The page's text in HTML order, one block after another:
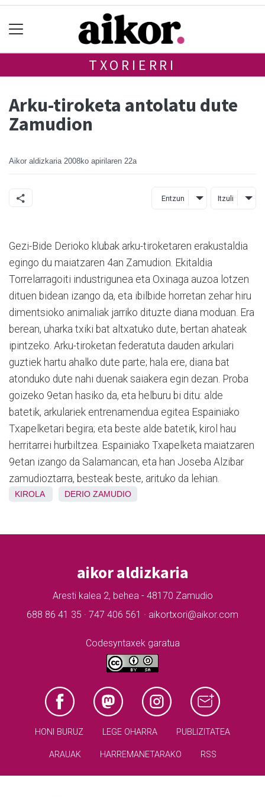
TXORIERRI
Arku-tiroketa antolatu dute
Zamudion
Aikor aldizkaria 2008ko apirilaren 22a
Entzun Itzuli
Gezi-Bide Derioko klubak arku-tiroketaren erakustaldia
egingo du maiatzaren 4an Zamudion. Ekitaldia
Torrelarragoiti industrigunea eta Oxinaga auzoa lotzen
dituen bidean izango da, eta ibilbide horretan zehar hiru
dimentsioko animaliak jarriko dituzte diana moduan. Era
berean, uharka txiki bat altxatuko dute, bertan ahateak
ipintzeko. Arku-tiroketan federatuta dauden arkulari
guztiek hartu ahalko dute parte; hala ere, diana bat
atonduko dute nahi duenak saiakera egin dezan. Proba
goizeko 9etan hasiko da, eta helburu bi ditu: alde
batetik, arkulariek entrenamendua egitea Espainiako
Txapelketari begira; eta beste alde batetik, kirol hau
herritarrei hurbiltzea. Espainiako Txapelketa maiatzaren
9etan izango da Salamancan, eta han Joseba Alzibar
zamudioztarra, besteak beste, arituko da lehian.
KIROLA DERIO ZAMUDIO
aikor aldizkaria
Aresti kalea 2, behea - 48170 Zamudio
688 86 41 35 · 747 406 561 · aikortxori@aikor.com
Codesyntaxek garatua
HONI BURUZ LEGE OHARRA PUBLIZITATEA
ARAUAK HARREMANETARAKO RSS